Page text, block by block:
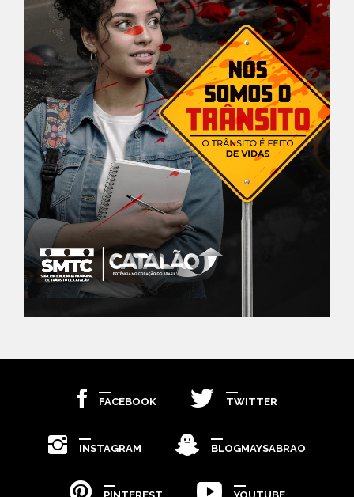
FACEBOOK TWITTER
INSTAGRAM BLOGMAYSABRAO